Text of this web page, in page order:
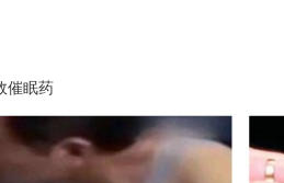
催眠药